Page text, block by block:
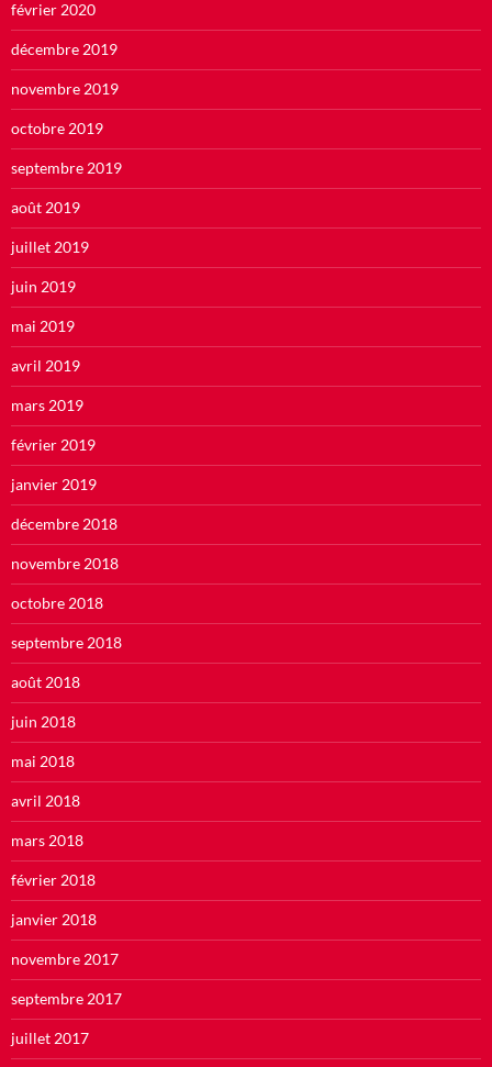
février 2020
décembre 2019
novembre 2019
octobre 2019
septembre 2019
août 2019
juillet 2019
juin 2019
mai 2019
avril 2019
mars 2019
février 2019
janvier 2019
décembre 2018
novembre 2018
octobre 2018
septembre 2018
août 2018
juin 2018
mai 2018
avril 2018
mars 2018
février 2018
janvier 2018
novembre 2017
septembre 2017
juillet 2017